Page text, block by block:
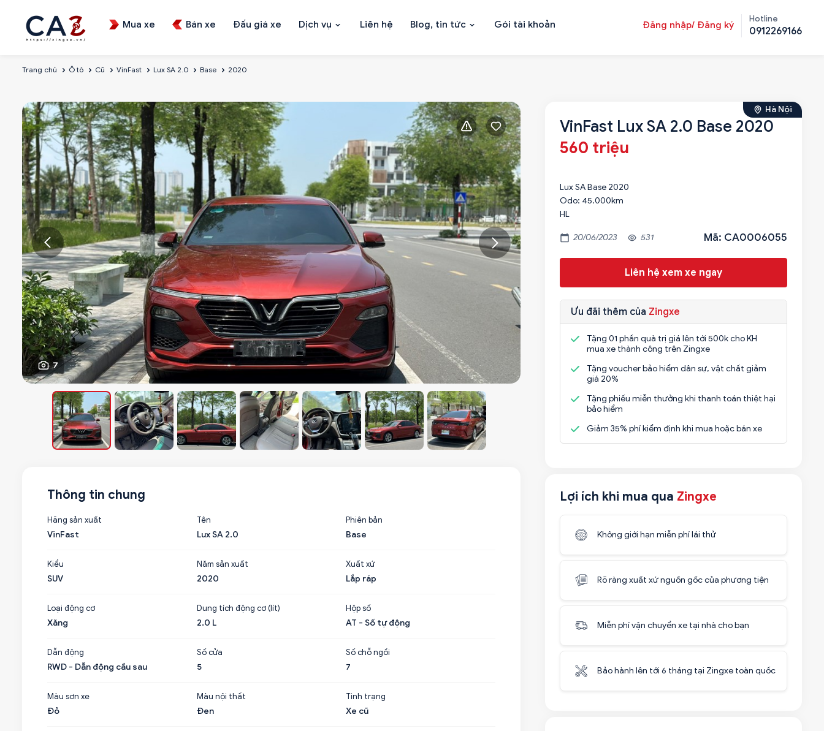
Mua xe Bán xe Đấu giá xe Dịch vụ Liên hệ Blog, tin tức Gói tài khoản Đăng nhập/ Đăng ký
Hotline
0912269166
Trang chủ Ô tô Cũ VinFast Lux SA 2.0 Base 2020
7
Hà Nội
VinFast Lux SA 2.0 Base 2020
560 triệu
Lux SA Base 2020
Odo: 45.000km
HL
20/06/2023 531 Mã: CA0006055
Liên hệ xem xe ngay
Ưu đãi thêm của Zingxe
Tặng 01 phần quà trị giá lên tới 500k cho KH
mua xe thành công trên Zingxe
Tặng voucher bảo hiểm dân sự, vật chất giảm
giá 20%
Tặng phiếu miễn thưởng khi thanh toán thiệt hại
bảo hiểm
Giảm 35% phí kiểm định khi mua hoặc bán xe
Lợi ích khi mua qua Zingxe
Không giới hạn miễn phí lái thử
Rõ ràng xuất xứ nguồn gốc của phương tiện
Miễn phí vận chuyển xe tại nhà cho bạn
Bảo hành lên tới 6 tháng tại Zingxe toàn quốc
Thông tin chung
Hãng sản xuất
VinFast
Tên
Lux SA 2.0
Phiên bản
Base
Kiểu
SUV
Năm sản xuất
2020
Xuất xứ
Lắp ráp
Loại động cơ
Xăng
Dung tích động cơ (lít)
2.0 L
Hộp số
AT - Số tự động
Dẫn động
RWD - Dẫn động cầu sau
Số cửa
5
Số chỗ ngồi
7
Màu sơn xe
Đỏ
Màu nội thất
Đen
Tình trạng
Xe cũ